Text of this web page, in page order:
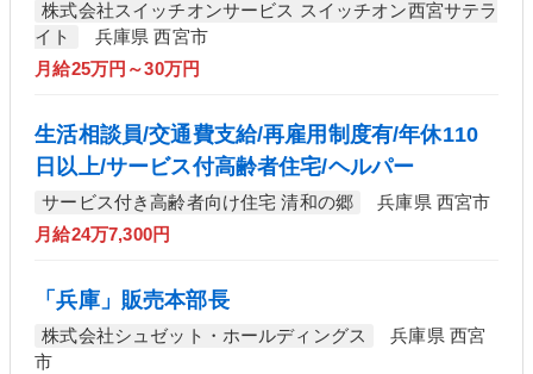
株式会社スイッチオンサービス スイッチオン西宮サテラ
イト
兵庫県 西宮市
月給25万円～30万円
生活相談員/交通費支給/再雇用制度有/年休110
日以上/サービス付高齢者住宅/ヘルパー
サービス付き高齢者向け住宅 清和の郷
兵庫県 西宮市
月給24万7,300円
「兵庫」販売本部長
株式会社シュゼット・ホールディングス
兵庫県 西宮
市